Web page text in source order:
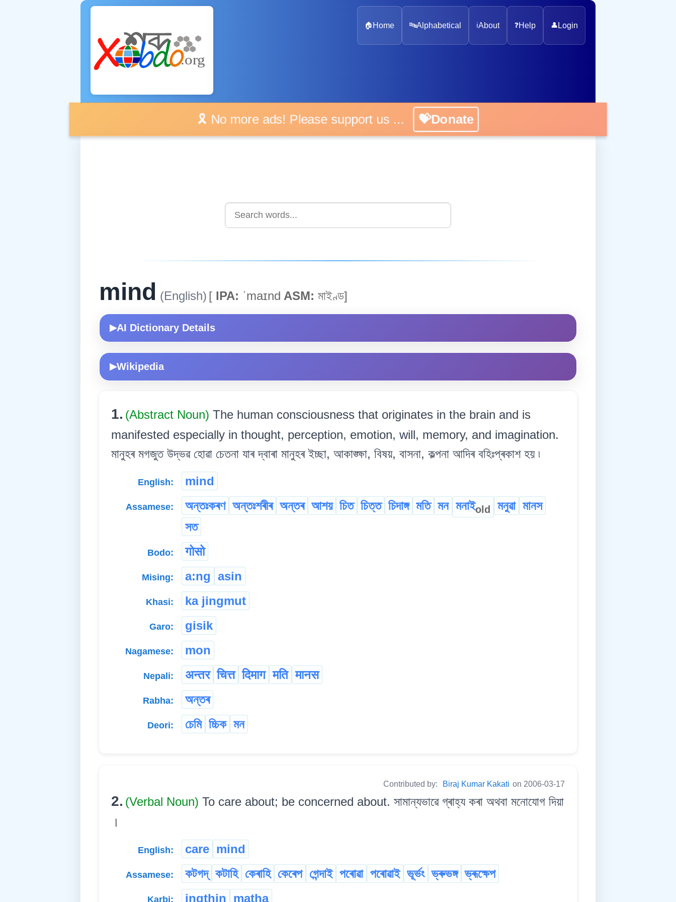
🏠 Home 🔤Alphabetical ℹ️About ❓Help 👤 Login
🎗️ No more ads! Please support us ... 💝Donate
mind (English) [ IPA: ˈmaɪnd ASM: মাইণ্ড]
▶AI Dictionary Details
▶Wikipedia
1. (Abstract Noun) The human consciousness that originates in the brain and is
manifested especially in thought, perception, emotion, will, memory, and imagination.
মানুহৰ মগজুত উদ্ভৱ হোৱা চেতনা যাৰ দ্বাৰা মানুহৰ ইচ্ছা, আকাঙ্ক্ষা, বিষয়, বাসনা, কল্পনা আদিৰ বহিঃপ্ৰকাশ হয় ৷
English: mind
Assamese: অন্তঃকৰণ অন্তঃশৰীৰ অন্তৰ আশয় চিত চিত্ত চিদাঙ্গ মতি মন মনাইold মনুৱা মানস
সত
Bodo: गोसो
Mising: a:ng asin
Khasi: ka jingmut
Garo: gisik
Nagamese: mon
Nepali: अन्तर चित्त दिमाग मति मानस
Rabha: অন্তৰ
Deori: চেমি চ্চিক মন
Contributed by: Biraj Kumar Kakati on 2006-03-17
2. (Verbal Noun) To care about; be concerned about. সামান্যভাৱে গ্ৰাহ্য কৰা অথবা মনোযোগ দিয়া
।
English: care mind
Assamese: কটগদ্ কটাহি কেৰাহি কেৰেপ গেন্দাই পৰোৱা পৰোৱাই ভূৰ্ভং ভ্ৰুভঙ্গ ভ্ৰূক্ষেপ
Karbi: ingthin matha